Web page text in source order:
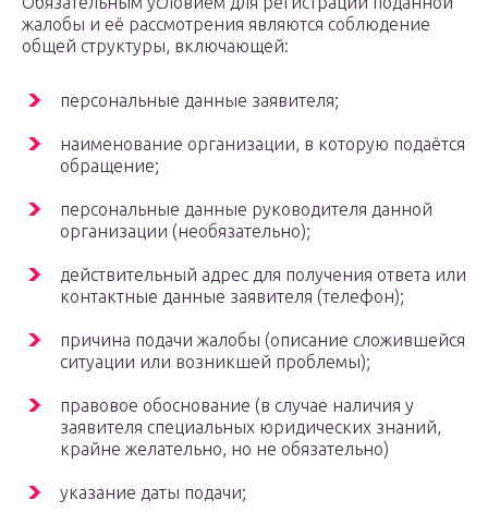
жалобы и её рассмотрения являются соблюдение
общей структуры, включающей:
персональные данные заявителя;
наименование организации, в которую подаётся
обращение;
персональные данные руководителя данной
организации (необязательно);
действительный адрес для получения ответа или
контактные данные заявителя (телефон);
причина подачи жалобы (описание сложившейся
ситуации или возникшей проблемы);
правовое обоснование (в случае наличия у
заявителя специальных юридических знаний,
крайне желательно, но не обязательно)
указание даты подачи;